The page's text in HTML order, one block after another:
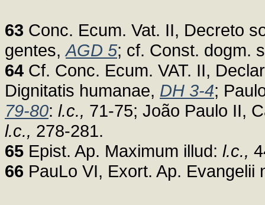
63 Conc. Ecum. Vat. II, Decreto
gentes,AGD 5; cf. Const. dogm.
64 Cf. Conc. Ecum. VAT. II,
Dignitatis humanae, DH 3-4;
79-80: l.c., 71-75; João Paulo II,
l.c., 278-281.
65 Epist. Ap. Maximum illud: l.c.,
66 PauLo VI, Exort. Ap. Evangelii